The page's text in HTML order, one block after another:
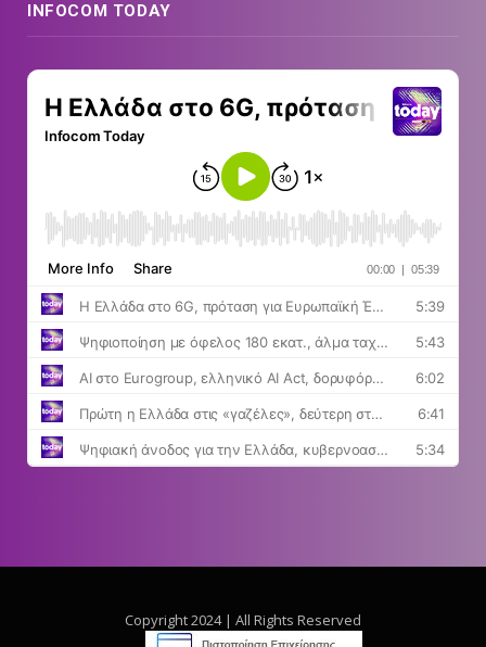
INFOCOM TODAY
Copyright 2024 | All Rights Reserved